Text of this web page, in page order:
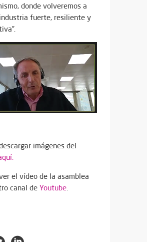
donde volveremos a
fuerte, resiliente y
imágenes del
el vídeo de la asamblea
canal de Youtube.